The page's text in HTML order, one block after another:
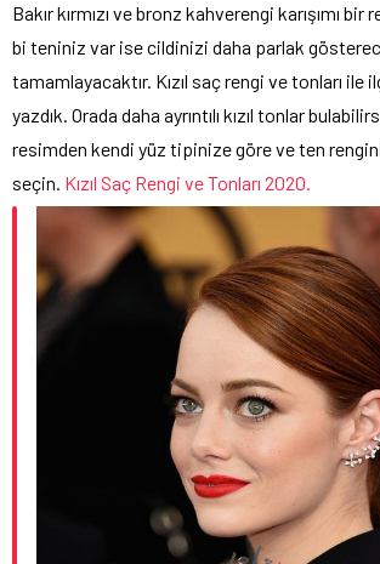
Bakır kırmızı ve bronz kahverengi karışımı bir
bi teniniz var ise cildinizi daha parlak
tamamlayacaktır. Kızıl saç rengi ve tonları ile
yazdık. Orada daha ayrıntılı kızıl tonlar
resimden kendi yüz tipinize göre ve ten
seçin. Kızıl Saç Rengi ve Tonları 2020.